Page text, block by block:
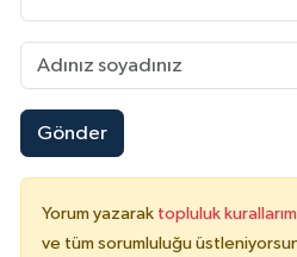
Gönder
Yorum yazarak topluluk
ve tüm sorumluluğu